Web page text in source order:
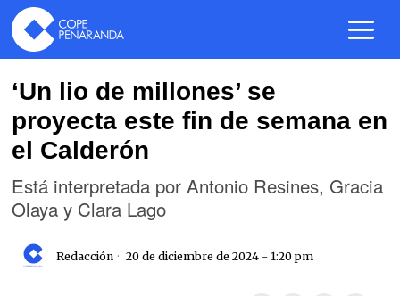
‘Un lio de millones’ se
proyecta este fin de semana en
el Calderón
Está interpretada por Antonio Resines, Gracia
Olaya y Clara Lago
Redacción 20 de diciembre de 2024 - 1:20 pm